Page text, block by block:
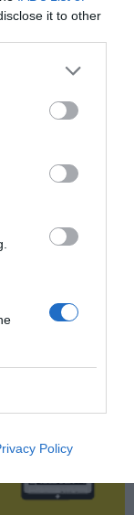
it to other
Policy